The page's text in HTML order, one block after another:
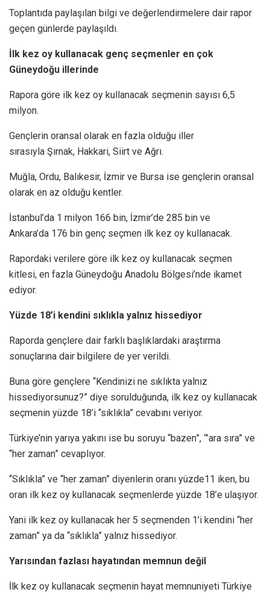
Toplantıda paylaşılan bilgi ve değerlendirmelere dair rapor
geçen günlerde paylaşıldı.
İlk kez oy kullanacak genç seçmenler en çok
Güneydoğu illerinde
Rapora göre ilk kez oy kullanacak seçmenin sayısı 6,5
milyon.
Gençlerin oransal olarak en fazla olduğu iller
sırasıyla Şırnak, Hakkari, Siirt ve Ağrı.
Muğla, Ordu, Balıkesir, İzmir ve Bursa ise gençlerin oransal
olarak en az olduğu kentler.
İstanbul’da 1 milyon 166 bin, İzmir’de 285 bin ve
Ankara’da 176 bin genç seçmen ilk kez oy kullanacak.
Rapordaki verilere göre ilk kez oy kullanacak seçmen
kitlesi, en fazla Güneydoğu Anadolu Bölgesi’nde ikamet
ediyor.
Yüzde 18’i kendini sıklıkla yalnız hissediyor
Raporda gençlere dair farklı başlıklardaki araştırma
sonuçlarına dair bilgilere de yer verildi.
Buna göre gençlere “Kendinizi ne sıklıkta yalnız
hissediyorsunuz?” diye sorulduğunda, ilk kez oy kullanacak
seçmenin yüzde 18’i “sıklıkla” cevabını veriyor.
Türkiye’nin yarıya yakını ise bu soruyu “bazen”, ‘”ara sıra” ve
“her zaman” cevaplıyor.
“Sıklıkla” ve “her zaman” diyenlerin oranı yüzde11 iken, bu
oran ilk kez oy kullanacak seçmenlerde yüzde 18’e ulaşıyor.
Yani ilk kez oy kullanacak her 5 seçmenden 1’i kendini “her
zaman” ya da “sıklıkla” yalnız hissediyor.
Yarısından fazlası hayatından memnun değil
İlk kez oy kullanacak seçmenin hayat memnuniyeti Türkiye